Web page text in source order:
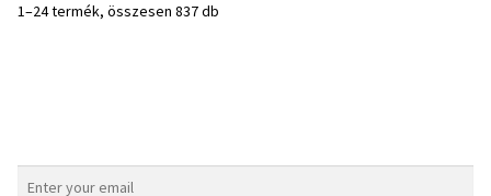
1–24 termék, összesen 837 db